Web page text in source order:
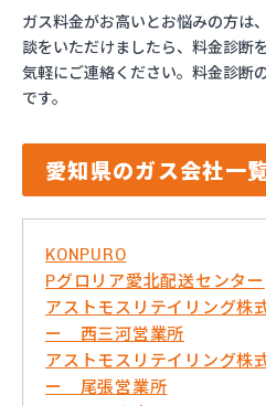
ガス料金がお高いとお悩みの方は
談をいただけましたら、料金診断
気軽にご連絡ください。料金診断
です。
愛知県のガス会社一
KONPURO
Pグロリア愛北配送センター
アストモスリテイリング
ー 西三河営業所
アストモスリテイリング
ー 尾張営業所